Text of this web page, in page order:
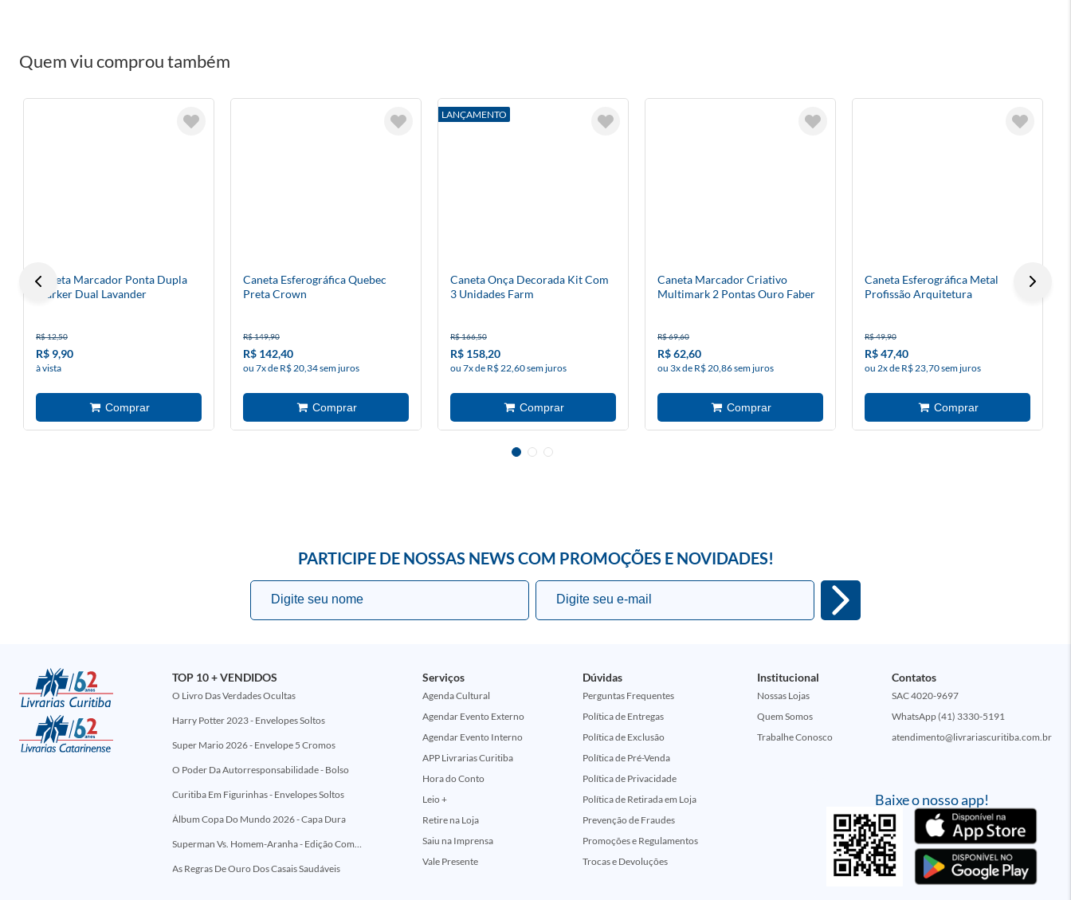
Quem viu comprou também
Caneta Marcador Ponta Dupla
Marker Dual Lavander
R$ 12,50
R$ 9,90
à vista
Caneta Esferográfica Quebec
Preta Crown
R$ 149,90
R$ 142,40
ou 7x de R$ 20,34 sem juros
LANÇAMENTO
Caneta Onça Decorada Kit Com
3 Unidades Farm
R$ 166,50
R$ 158,20
ou 7x de R$ 22,60 sem juros
Caneta Marcador Criativo
Multimark 2 Pontas Ouro Faber
R$ 69,60
R$ 62,60
ou 3x de R$ 20,86 sem juros
Caneta Esferográfica Metal
Profissão Arquitetura
R$ 49,90
R$ 47,40
ou 2x de R$ 23,70 sem juros
PARTICIPE DE NOSSAS NEWS COM PROMOÇÕES E NOVIDADES!
Baixe o nosso app!
TOP 10 + VENDIDOS
O Livro Das Verdades Ocultas
Harry Potter 2023 - Envelopes Soltos
Super Mario 2026 - Envelope 5 Cromos
O Poder Da Autorresponsabilidade - Bolso
Curitiba Em Figurinhas - Envelopes Soltos
Álbum Copa Do Mundo 2026 - Capa Dura
Superman Vs. Homem-Aranha - Edição Comemorativa 50 Anos (Encontros Clássicos Dc E Marvel)
As Regras De Ouro Dos Casais Saudáveis
Serviços
Agenda Cultural
Agendar Evento Externo
Agendar Evento Interno
APP Livrarias Curitiba
Hora do Conto
Leio +
Retire na Loja
Saiu na Imprensa
Vale Presente
Dúvidas
Perguntas Frequentes
Política de Entregas
Política de Exclusão
Política de Pré-Venda
Política de Privacidade
Política de Retirada em Loja
Prevenção de Fraudes
Promoções e Regulamentos
Trocas e Devoluções
Institucional
Nossas Lojas
Quem Somos
Trabalhe Conosco
Contatos
SAC 4020-9697
WhatsApp (41) 3330-5191
atendimento@livrariascuritiba.com.br